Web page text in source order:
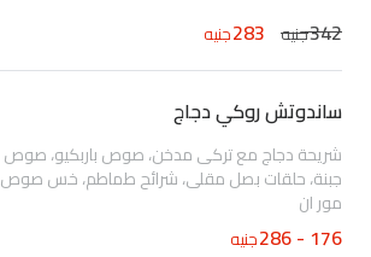
342جنيه 283جنيه
ساندوتش روكي دجاج
شريحة دجاج مع تركى مدخن، صوص باربكيو، صوص
جبنة، حلقات بصل مقلى، شرائح طماطم، خس صوص
مور ان
176 - 286 جنيه